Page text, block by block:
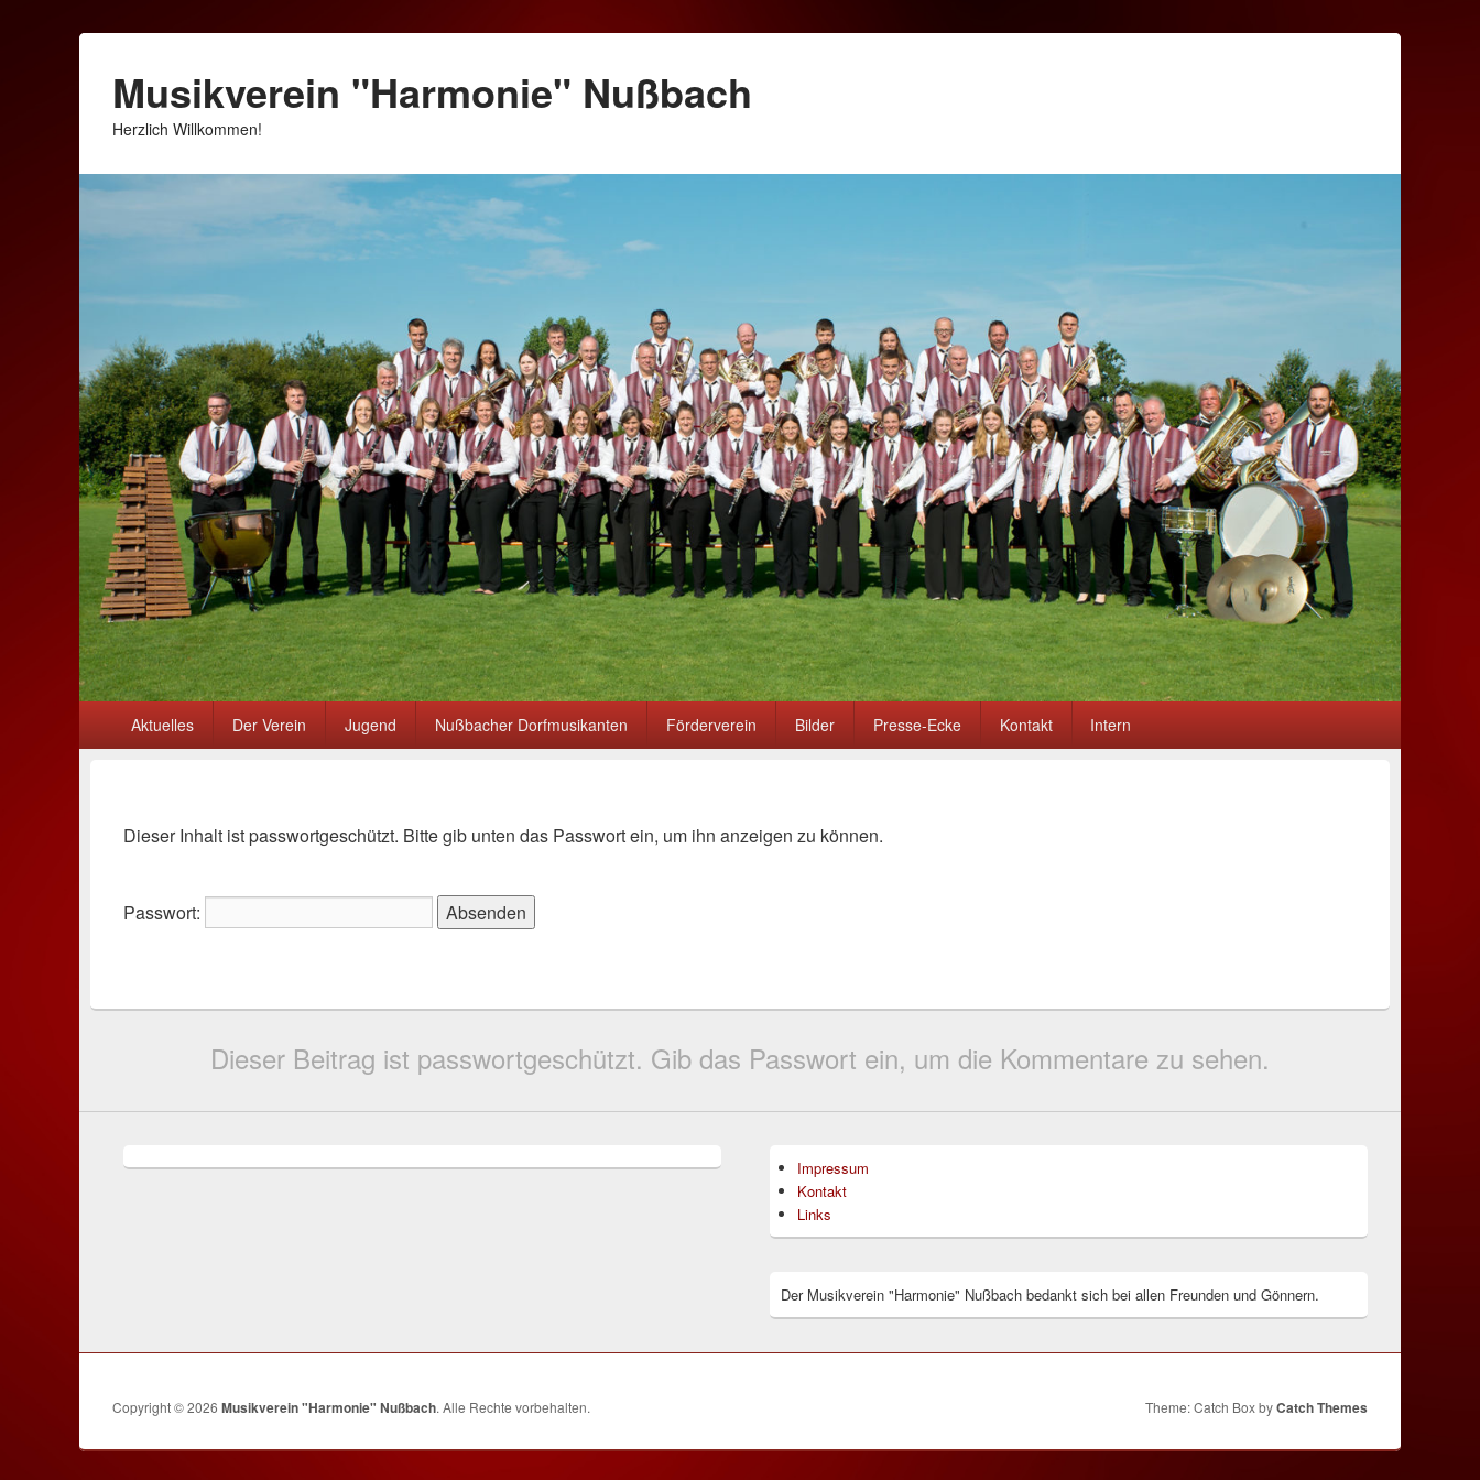
Musikverein "Harmonie" Nußbach
Herzlich Willkommen!
Aktuelles Der Verein Jugend Nußbacher Dorfmusikanten Förderverein Bilder Presse-Ecke Kontakt Intern
Dieser Inhalt ist passwortgeschützt. Bitte gib unten das Passwort ein, um ihn anzeigen zu können.
Passwort:
Dieser Beitrag ist passwortgeschützt. Gib das Passwort ein, um die Kommentare zu sehen.
Impressum
Kontakt
Links
Der Musikverein "Harmonie" Nußbach bedankt sich bei allen Freunden und Gönnern.
Copyright © 2026 Musikverein "Harmonie" Nußbach. Alle Rechte vorbehalten. Theme: Catch Box byCatch Themes